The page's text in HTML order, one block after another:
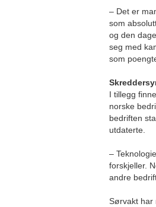
– Det er
som
og den
seg med
som
I tillegg
norske
bedriften
utdaterte.
–
forskjeller.
andre
Sørvakt har